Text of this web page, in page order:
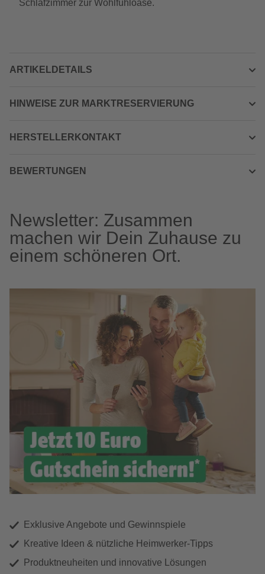
Schlafzimmer zur Wohlfühloase.
ARTIKELDETAILS
HINWEISE ZUR MARKTRESERVIERUNG
HERSTELLERKONTAKT
BEWERTUNGEN
Newsletter: Zusammen
machen wir Dein Zuhause zu
einem schöneren Ort.
Exklusive Angebote und Gewinnspiele
Kreative Ideen & nützliche Heimwerker-Tipps
Produktneuheiten und innovative Lösungen